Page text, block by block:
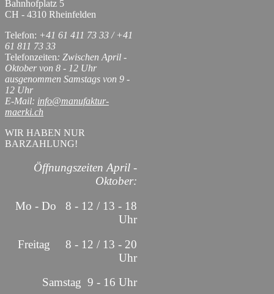
Bahnhofplatz 5
CH - 4310 Rheinfelden
Telefon: +41 61 411 73 33 / +41
61 811 73 33
Telefonzeiten: Zwischen April -
Oktober von 8 - 12 Uhr
ausgenommen Samstags von 9 -
12 Uhr
E-Mail: info@manufaktur-
maerki.ch
WIR HABEN NUR
BARZAHLUNG!
Öffnungszeiten April -
Oktober:
Mo - Do 8 - 12 / 13 - 18
Uhr
Freitag 8 - 12 / 13 - 20
Uhr
Samstag 9 - 16 Uhr